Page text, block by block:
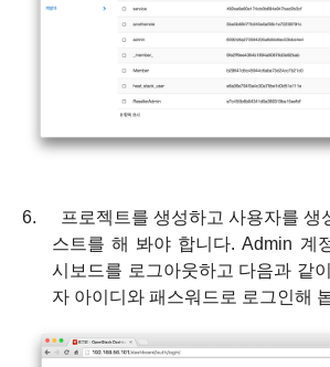
6.
프로젝트를 생성하고 사용자를 생
스트를 해 봐야 합니다. Admin 계
시보드를 로그아웃하고 다음과 같
자 아이디와 패스워드로 로그인해